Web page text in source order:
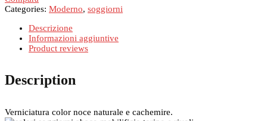
quantità
Categories: Moderno, soggiorni
Descrizione
Informazioni aggiuntive
Product reviews
Description
Verniciatura color noce naturale e cachemire.